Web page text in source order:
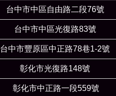
台中市中區自由路二段76號
台中市中區光復路83號
台中市豐原區中正路78巷1-2號
彰化市光復路148號
彰化市中正路一段559號